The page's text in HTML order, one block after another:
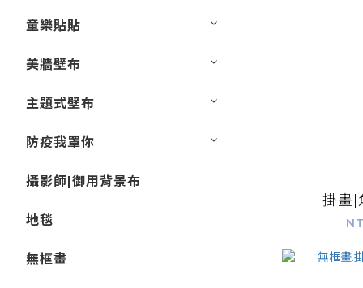
童樂貼貼
美牆壁布
主題式壁布
防疫我罩你
攝影師|御用背景布
地毯
無框畫
掛畫|